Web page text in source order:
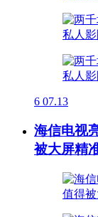
6 07.13
海信电视
被大屏精